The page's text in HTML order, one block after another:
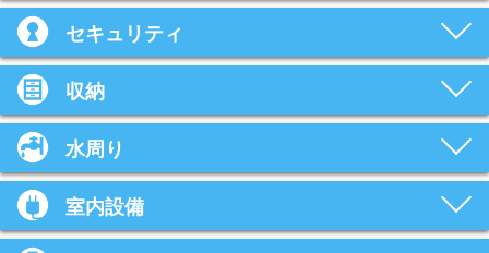
セキュリティ
収納
水周り
室内設備